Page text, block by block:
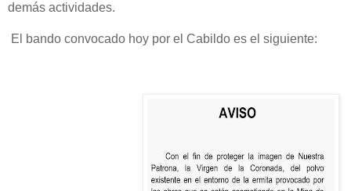
demás actividades.
El bando convocado hoy por el Cabildo es el siguiente: